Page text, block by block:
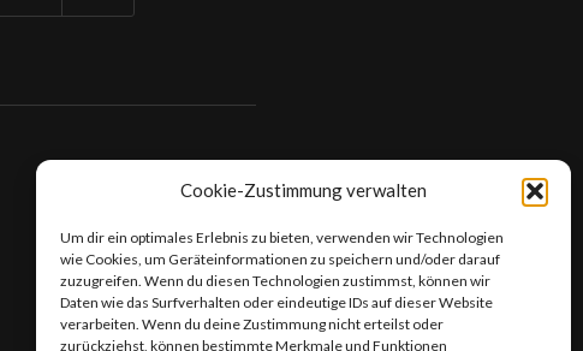
Cookie-Zustimmung verwalten
Um dir ein optimales Erlebnis zu bieten, verwenden wir Technologien
wie Cookies, um Geräteinformationen zu speichern und/oder darauf
zuzugreifen. Wenn du diesen Technologien zustimmst, können wir
Daten wie das Surfverhalten oder eindeutige IDs auf dieser Website
verarbeiten. Wenn du deine Zustimmung nicht erteilst oder
zurückziehst, können bestimmte Merkmale und Funktionen